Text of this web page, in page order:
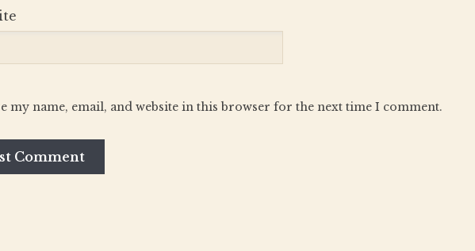
my name, email, and website in this browser for the next time I comment.